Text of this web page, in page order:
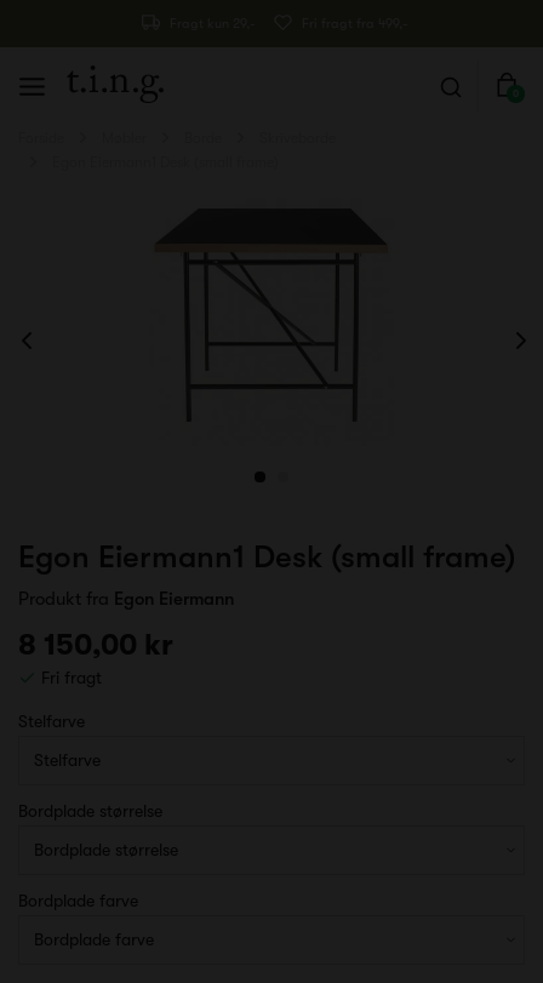
0
Egon Eiermann1 Desk (small frame)
Produkt fra Egon Eiermann
8 150,00 kr
Fri fragt
Stelfarve
Bordplade størrelse
Bordplade farve